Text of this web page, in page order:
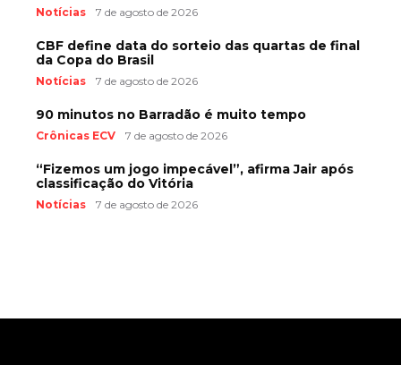
Notícias 7 de agosto de 2026
CBF define data do sorteio das quartas de final
da Copa do Brasil
Notícias 7 de agosto de 2026
90 minutos no Barradão é muito tempo
Crônicas ECV 7 de agosto de 2026
“Fizemos um jogo impecável”, afirma Jair após
classificação do Vitória
Notícias 7 de agosto de 2026